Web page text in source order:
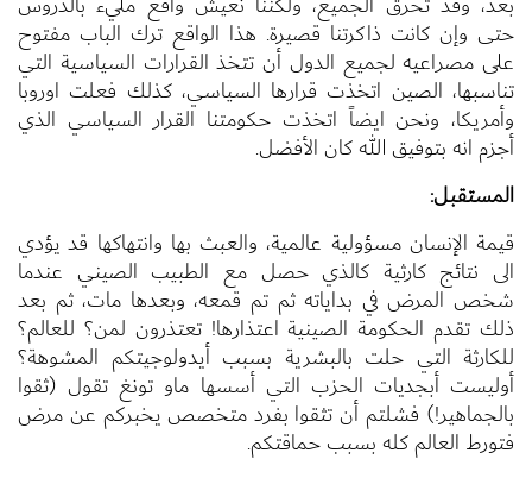
حتى وإن كانت ذاكرتنا قصيرة. هذا الواقع ترك الباب مفتوح
على مصراعيه لجميع الدول أن تتخذ القرارات السياسية التي
تناسبها، الصين اتخذت قرارها السياسي، كذلك فعلت اوروبا
وأمريكا، ونحن ايضاً اتخذت حكومتنا القرار السياسي الذي
أجزم انه بتوفيق الله كان الأفضل.
المستقبل:
قيمة الإنسان مسؤولية عالمية، والعبث بها وانتهاكها قد يؤدي
الى نتائج كارثية كالذي حصل مع الطبيب الصيني عندما
شخص المرض في بداياته ثم تم قمعه، وبعدها مات، ثم بعد
ذلك تقدم الحكومة الصينية اعتذارها! تعتذرون لمن؟ للعالم؟
للكارثة التي حلت بالبشرية بسبب أيدولوجيتكم المشوهة؟
أوليست أبجديات الحزب التي أسسها ماو تونغ تقول (ثقوا
بالجماهير!) فشلتم أن تثقوا بفرد متخصص يخبركم عن مرض
فتورط العالم كله بسبب حماقتكم.